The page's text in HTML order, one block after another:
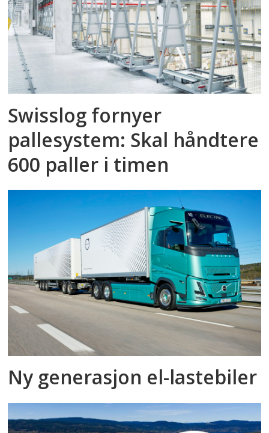
Swisslog fornyer
pallesystem: Skal håndtere
600 paller i timen
Ny generasjon el-lastebiler